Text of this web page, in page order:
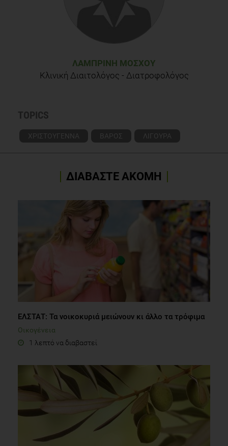
ΛΑΜΠΡΙΝΉ ΜΌΣΧΟΥ
Κλινική Διαιτολόγος - Διατροφολόγος
TOPICS
ΧΡΙΣΤΟΥΓΕΝΝΑ ΒΑΡΟΣ ΛΙΓΟΥΡΑ
ΔΙΑΒΑΣΤΕ ΑΚΟΜΗ
ΕΛΣΤΑΤ: Τα νοικοκυριά μειώνουν κι άλλο τα τρόφιμα
Οικογένεια
1 λεπτό να διαβαστεί